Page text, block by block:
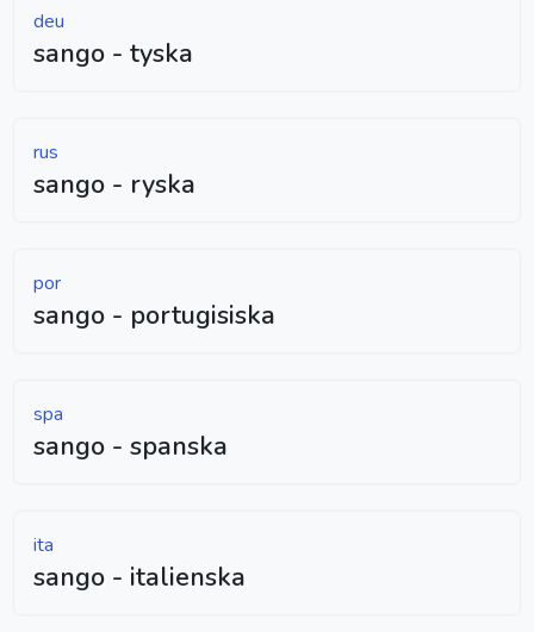
deu
sango - tyska
rus
sango - ryska
por
sango - portugisiska
spa
sango - spanska
ita
sango - italienska